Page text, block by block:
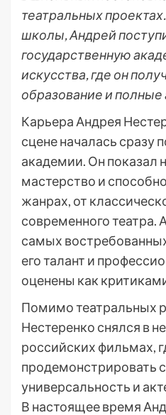
театральных
школы, Андрей
государственную
искусства, где он
образование и
Карьера Андрея
сцене началась сразу
академии. Он показал
мастерство и
жанрах, от
современного театра.
самых
его талант и
оценены как
Помимо театральных
Нестеренко снялся в
российских фильмах,
продемонстрировать
универсальность и
В настоящее время